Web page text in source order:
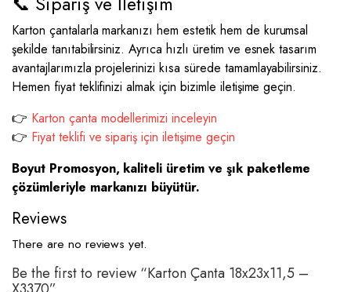
Karton çantalarla markanızı hem estetik hem de kurumsal
şekilde tanıtabilirsiniz. Ayrıca hızlı üretim ve esnek tasarım
avantajlarımızla projelerinizi kısa sürede tamamlayabilirsiniz.
Hemen fiyat teklifinizi almak için bizimle iletişime geçin.
👉 Karton çanta modellerimizi inceleyin
👉 Fiyat teklifi ve sipariş için iletişime geçin
Boyut Promosyon, kaliteli üretim ve şık paketleme
çözümleriyle markanızı büyütür.
Reviews
There are no reviews yet.
Be the first to review “Karton Çanta 18x23x11,5 –